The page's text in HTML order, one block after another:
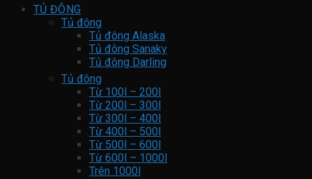
TỦ ĐÔNG
Tủ đông
Tủ đông Alaska
Tủ đông Sanaky
Tủ đông Darling
Tủ đông
Từ 100l – 200l
Từ 200l – 300l
Từ 300l – 400l
Từ 400l – 500l
Từ 500l – 600l
Từ 600l – 1000l
Trên 1000l